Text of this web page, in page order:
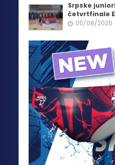
Srpske
četvrtfinale
05/08/2026